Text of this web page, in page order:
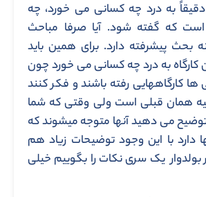
دقیقاً به درد چه کسانی می خورد، چه
است که گفته شود. آیا صرفا مباحث
بحث پیشرفته دارد. برای همین باید
کارگاه به درد چه کسانی می خورد چون
کارگاههایی رفته باشند و فکر کنند
همان قبلی است ولی وقتی که شما
می دهید آنها متوجه میشوند که
دارد با این وجود توضیحات زیاد هم
یک سری نکات را بگوییم خیلی